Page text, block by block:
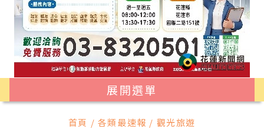
展開選單
首頁 / 各類最速報 / 觀光旅遊